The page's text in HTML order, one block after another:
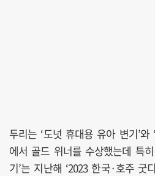
두리는 ‘도넛 휴대용 유아 변기’
에서 골드 위너를 수상했는데 특
기’는 지난해 ‘2023 한국·호주 굿